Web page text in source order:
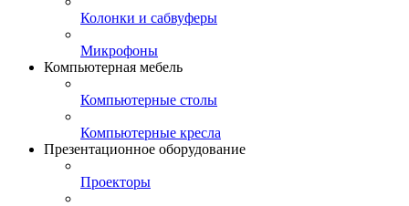
Колонки и сабвуферы
Микрофоны
Компьютерная мебель
Компьютерные столы
Компьютерные кресла
Презентационное оборудование
Проекторы